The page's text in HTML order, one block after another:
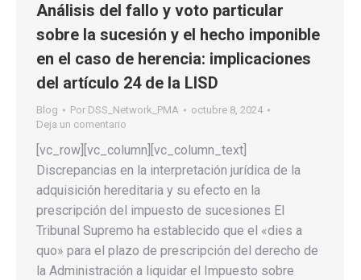
Análisis del fallo y voto particular
sobre la sucesión y el hecho imponible
en el caso de herencia: implicaciones
del artículo 24 de la LISD
Blog Por DSS_Network_PMA
octubre 8, 2024
Deja un comentario
[vc_row][vc_column][vc_column_text]
Discrepancias en la interpretación jurídica de la
adquisición hereditaria y su efecto en la
prescripción del impuesto de sucesiones El
Tribunal Supremo ha establecido que el «dies a
quo» para el plazo de prescripción del derecho de
la Administración a liquidar el Impuesto sobre